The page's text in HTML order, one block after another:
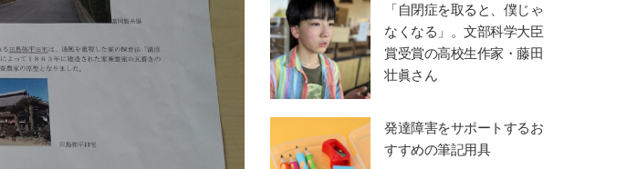
「自閉症を取ると、僕じゃ
なくなる」。文部科学大臣
賞受賞の高校生作家・藤田
壮眞さん
発達障害をサポートするお
すすめの筆記用具